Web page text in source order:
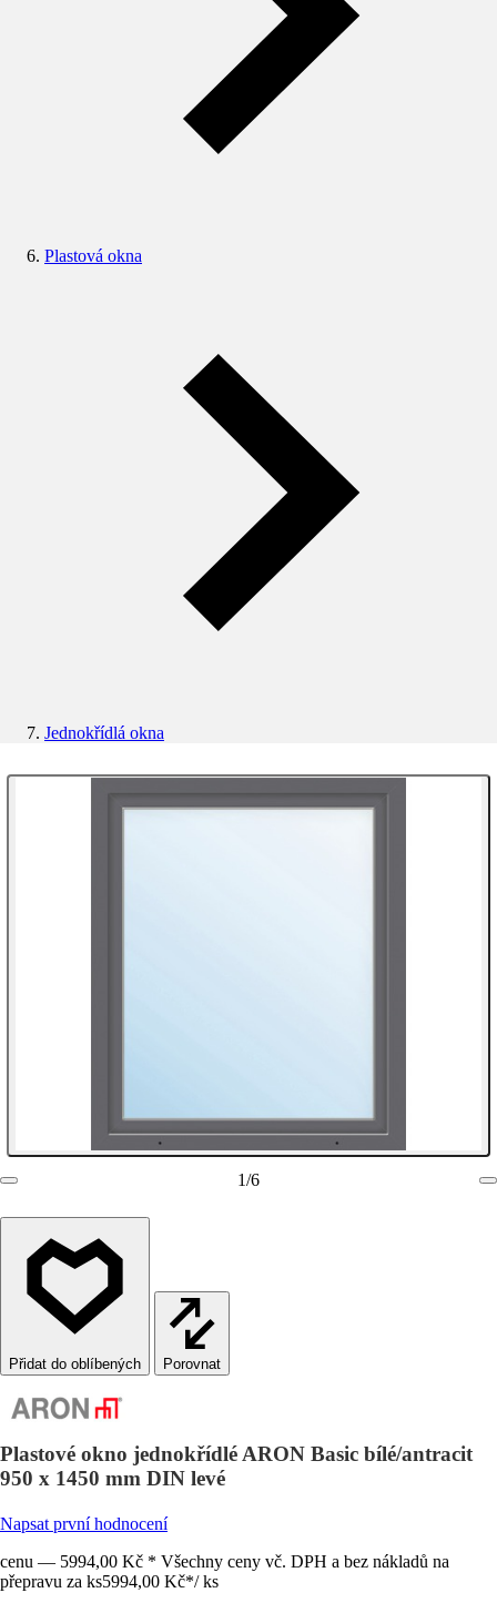
Plastová okna
Jednokřídlá okna
1/6
Porovnat
Plastové okno jednokřídlé ARON Basic bílé/antracit
950 x 1450 mm DIN levé
Napsat první hodnocení
cenu — 5994,00 Kč * Všechny ceny vč. DPH a bez nákladů na
přepravu za ks5994,00 Kč*/ ks